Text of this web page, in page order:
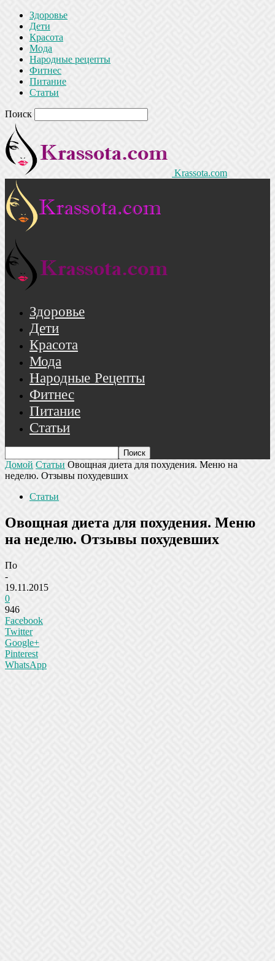
Здоровье
Дети
Красота
Мода
Народные рецепты
Фитнес
Питание
Статьи
Поиск
Krassota.com
Здоровье
Дети
Красота
Мода
Народные Рецепты
Фитнес
Питание
Статьи
Домой Статьи Овощная диета для похудения. Меню на
неделю. Отзывы похудевших
Статьи
Овощная диета для похудения. Меню
на неделю. Отзывы похудевших
По
-
19.11.2015
0
946
Facebook
Twitter
Google+
Pinterest
WhatsApp